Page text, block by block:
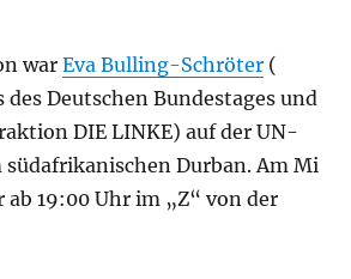
war Eva Bulling-Schröter(
Deutschen Bundestages und
DIE LINKE) auf der UN-
südafrikanischen Durban. Am Mi
ab 19:00 Uhr im „Z“ von der
von der Klimakonferenz in